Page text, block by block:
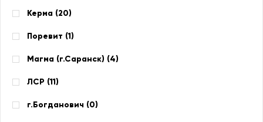
Керма (20)
Поревит (1)
Магма (г.Саранск) (4)
ЛСР (11)
г.Богданович (0)